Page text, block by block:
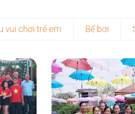
vui chơi trẻ em Bể bơi